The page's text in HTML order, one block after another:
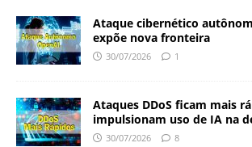
Ataque cibernético
expõe nova fronteira
30/07/2026 1
Ataques DDoS ficam mais
impulsionam uso de IA na
30/07/2026 8